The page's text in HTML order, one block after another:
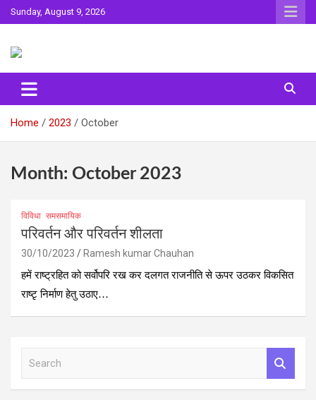
Skip
to
Sunday, August 9, 2026
Surta
Home 2023 October
Month: October 2023
विविधा समसमायिक
परिवर्तन और परिवर्तन शीलता
30/10/2023
Ramesh kumar Chauhan
हमें राष्ट्रहित को सर्वोपरि रख कर दलगत राजनीति से ऊपर उठकर विकसित
राष्टृ निर्माण हेतु उठाए…